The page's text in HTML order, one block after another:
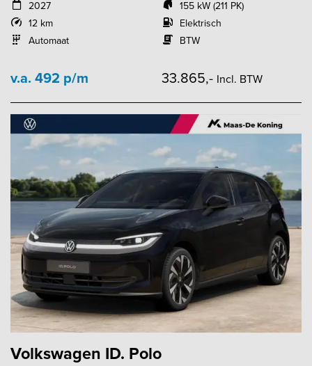
2027
12 km
Automaat
155 kW (211 PK)
Elektrisch
BTW
v.a. 492 p/m 33.865,- Incl. BTW
Volkswagen ID. Polo